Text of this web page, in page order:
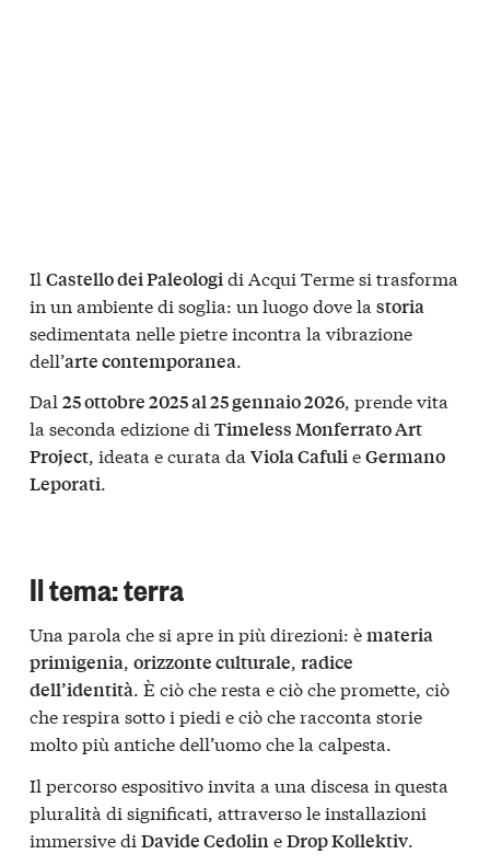
Il Castello dei Paleologidi Acqui Terme si trasforma
in un ambiente di soglia: un luogo dove la storia
sedimentata nelle pietre incontra la vibrazione
dell’arte contemporanea.
Dal 25 ottobre 2025 al 25 gennaio 2026, prende vita
la seconda edizione di Timeless Monferrato Art
Project, ideata e curata da Viola CafulieGermano
Leporati.
Il tema: terra
Una parola che si apre in più direzioni: èmateria
primigenia, orizzonte culturale, radice
dell’identità. È ciò che resta e ciò che promette, ciò
che respira sotto i piedi e ciò che racconta storie
molto più antiche dell’uomo che la calpesta.
Il percorso espositivo invita a una discesa in questa
pluralità di significati, attraverso le installazioni
immersive di Davide CedolineDrop Kollektiv.